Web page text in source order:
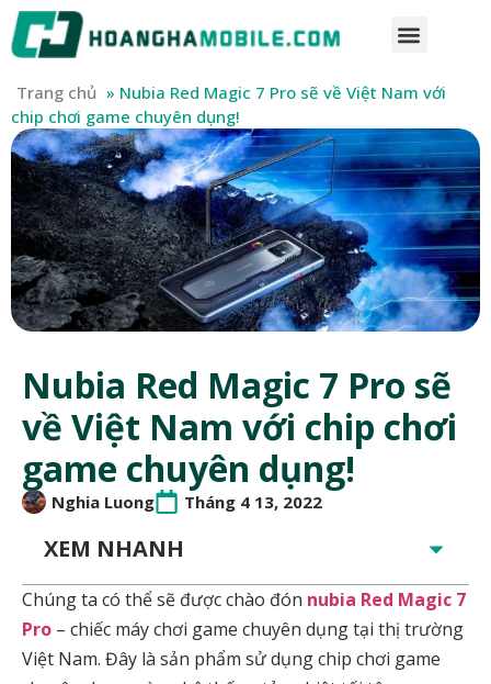
Trang chủ » Nubia Red Magic 7 Pro sẽ về Việt Nam với
chip chơi game chuyên dụng!
Nubia Red Magic 7 Pro sẽ
về Việt Nam với chip chơi
game chuyên dụng!
Nghia Luong Tháng 4 13, 2022
XEM NHANH
Chúng ta có thể sẽ được chào đón nubia Red Magic 7
Pro – chiếc máy chơi game chuyên dụng tại thị trường
Việt Nam. Đây là sản phẩm sử dụng chip chơi game